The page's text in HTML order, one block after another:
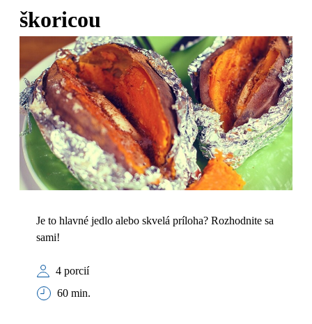
škoricou
Je to hlavné jedlo alebo skvelá príloha? Rozhodnite sa
sami!
4 porcií
60 min.